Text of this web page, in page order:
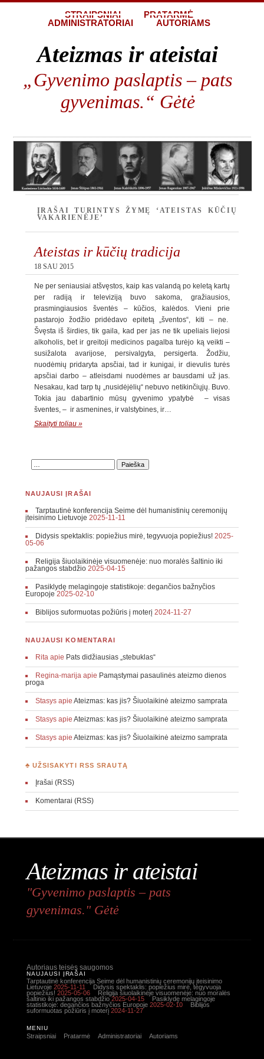
STRAIPSNIAI
PRATARMĖ
ADMINISTRATORIAI
AUTORIAMS
Ateizmas ir ateistai
„Gyvenimo paslaptis – pats
gyvenimas.“ Gėtė
ĮRAŠAI TURINTYS ŽYMĘ ‘ATEISTAS KŪČIŲ
VAKARIENĖJE’
Ateistas ir kūčių tradicija
18 SAU 2015
Ne per seniausiai atšvęstos, kaip kas valandą po keletą kartų
per radiją ir televiziją buvo sakoma, gražiausios,
prasmingiausios šventės – kūčios, kalėdos. Vieni prie
pastarojo žodžio pridėdavo epitetą „šventos“, kiti – ne.
Švęsta iš širdies, tik gaila, kad per jas ne tik upeliais liejosi
alkoholis, bet ir greitoji medicinos pagalba turėjo ką veikti –
susižalota avarijose, persivalgyta, persigerta. Žodžiu,
nuodėmių pridaryta apsčiai, tad ir kunigai, ir dievulis turės
apsčiai darbo – atleisdami nuodėmes ar bausdami už jas.
Nesakau, kad tarp tų „nusidėjėlių“ nebuvo netikinčiųjų. Buvo.
Tokia jau dabartinio mūsų gyvenimo ypatybė – visas
šventes, – ir asmenines, ir valstybines, ir…
Skaityti toliau »
NAUJAUSI ĮRAŠAI
Tarptautinė konferencija Seime dėl humanistinių ceremonijų
įteisinimo Lietuvoje 2025-11-11
Didysis spektaklis: popiežius mirė, tegyvuoja popiežius! 2025-
05-06
Religija šiuolaikinėje visuomenėje: nuo moralės šaltinio iki
pažangos stabdžio 2025-04-15
Pasiklydę melagingoje statistikoje: degančios bažnyčios
Europoje 2025-02-10
Biblijos suformuotas požiūris į moterį 2024-11-27
NAUJAUSI KOMENTARAI
Ritaapie Pats didžiausias „stebuklas“
Regina-marijaapie Pamąstymai pasaulinės ateizmo dienos
proga
Stasysapie Ateizmas: kas jis? Šiuolaikinė ateizmo samprata
Stasysapie Ateizmas: kas jis? Šiuolaikinė ateizmo samprata
Stasysapie Ateizmas: kas jis? Šiuolaikinė ateizmo samprata
♣ UŽSISAKYTI RSS SRAUTĄ
Įrašai (RSS)
Komentarai (RSS)
Ateizmas ir ateistai
"Gyvenimo paslaptis – pats
gyvenimas." Gėtė
Autoriaus teisės saugomos
NAUJAUSI ĮRAŠAI
Tarptautinė konferencija Seime dėl humanistinių ceremonijų įteisinimo
Lietuvoje 2025-11-11
Didysis spektaklis: popiežius mirė, tegyvuoja
popiežius! 2025-05-06
Religija šiuolaikinėje visuomenėje: nuo moralės
šaltinio iki pažangos stabdžio 2025-04-15
Pasiklydę melagingoje
statistikoje: degančios bažnyčios Europoje 2025-02-10
Biblijos
suformuotas požiūris į moterį 2024-11-27
MENIU
Straipsniai Pratarmė Administratoriai Autoriams